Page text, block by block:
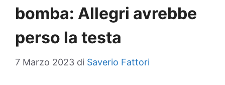
bomba: Allegri avrebbe
perso la testa
7 Marzo 2023 di Saverio Fattori